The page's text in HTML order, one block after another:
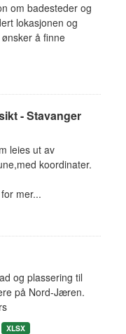
om badesteder og
lokasjonen og
å finne
- Stavanger
leies ut av
koordinater.
for mer...
og plassering til
på Nord-Jæren.
XLSX